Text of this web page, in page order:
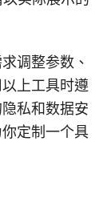
调整参数、
上工具时遵
私和数据安
定制一个具